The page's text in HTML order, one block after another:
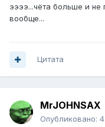
ээээ...чёта больше и не
вообще...
Цитата
MrJOHNSAX
Опубликовано: